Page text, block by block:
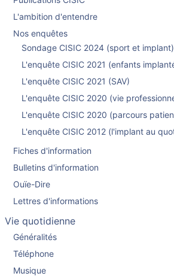
L'ambition d'entendre
Nos enquêtes
Sondage CISIC 2024 (sport et implant)
L'enquête CISIC 2021 (enfants
L'enquête CISIC 2021 (SAV)
L'enquête CISIC 2020 (vie
L'enquête CISIC 2020 (parcours
L'enquête CISIC 2012 (l'implant au
Fiches d'information
Bulletins d'information
Ouïe-Dire
Lettres d'informations
Vie quotidienne
Généralités
Téléphone
Musique